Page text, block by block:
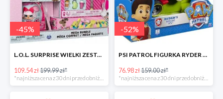
-45%
L.O.L. SURPRISE WIELKI ZESTAW NIESPODZIANKA 4 GRY -45%
109.54 zł199.99 zł*
-52%
PSI PATROL FIGURKA RYDER + QUAD POJAZD RATUNKOWY -51%
76.98 zł159.00 zł*